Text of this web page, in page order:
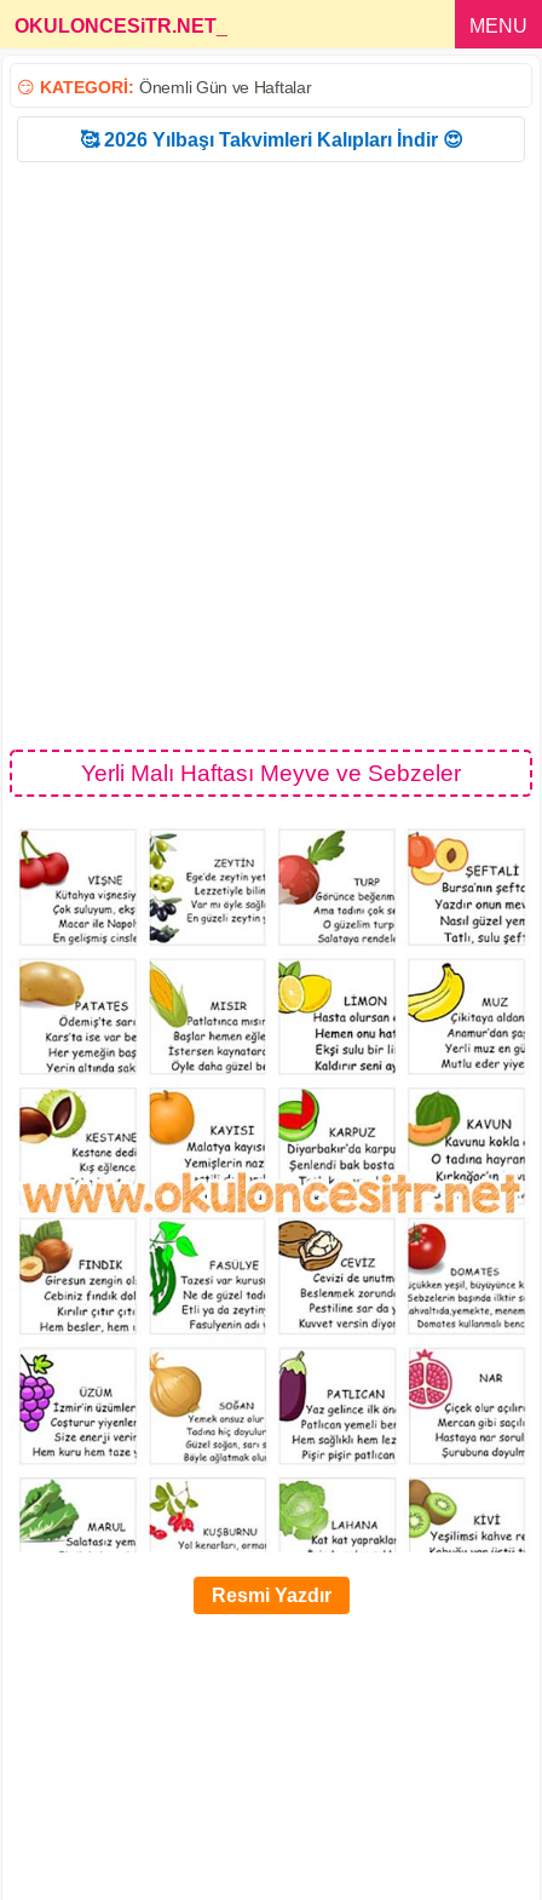
OKULONCESiTR.NET MENU
😏 KATEGORİ: Önemli Gün ve Haftalar
🥰 2026 Yılbaşı Takvimleri Kalıpları İndir 😍
Yerli Malı Haftası Meyve ve Sebzeler
Resmi Yazdır